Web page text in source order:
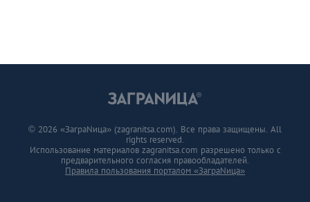
© 2026 «ЗаграNица» (zagranitsa.com). Все права защищены. All
rights reserved.
Использование материалов zagranitsa.com разрешено только с
предварительного согласия правообладателей.
Правила пользования порталом «ЗаграNица»